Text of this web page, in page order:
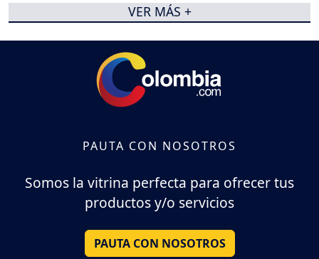
VER MÁS +
PAUTA CON NOSOTROS
Somos la vitrina perfecta para ofrecer tus
productos y/o servicios
PAUTA CON NOSOTROS